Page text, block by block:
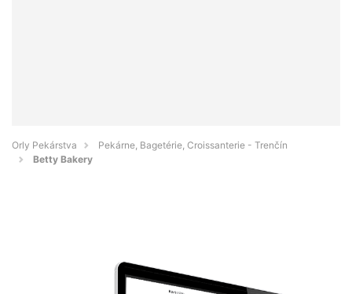
Orly Pekárstva
Pekárne, Bagetérie, Croissanterie - Trenčín
Betty Bakery